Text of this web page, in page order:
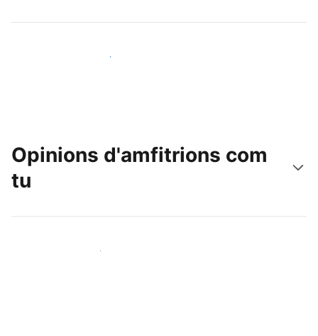
Arriba a nous clients avui mateix
Opinions d'amfitrions com
tu
Uneix-te a amfitrions com tu